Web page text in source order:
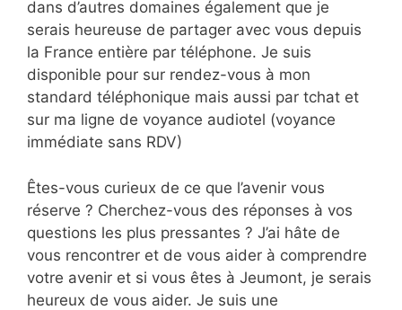
dans d’autres domaines également que je
serais heureuse de partager avec vous depuis
la France entière par téléphone. Je suis
disponible pour sur rendez-vous à mon
standard téléphonique mais aussi par tchat et
sur ma ligne de voyance audiotel (voyance
immédiate sans RDV)
Êtes-vous curieux de ce que l’avenir vous
réserve ? Cherchez-vous des réponses à vos
questions les plus pressantes ? J’ai hâte de
vous rencontrer et de vous aider à comprendre
votre avenir et si vous êtes à Jeumont, je serais
heureux de vous aider. Je suis une